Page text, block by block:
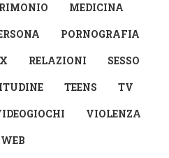
MEDICINA
PORNOGRAFIA
RELAZIONI
SESSO
TEENS
TV
VIOLENZA
WEB